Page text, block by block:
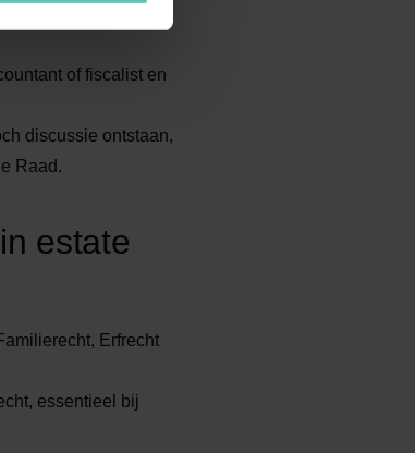
of fiscalist en
discussie ontstaan,
Raad.
estate
Erfrecht
essentieel bij